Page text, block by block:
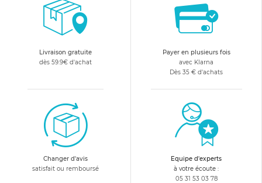
Livraison gratuite
dès 59.9€ d'achat
Payer en plusieurs fois
avec Klarna
Dès 35 € d'achats
Changer d'avis
satisfait ou remboursé
Equipe d'experts
à votre écoute :
05 31 53 03 78